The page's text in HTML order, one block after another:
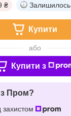
₴ Залишилось
Купити
або
Купити з
з Пром?
захистом